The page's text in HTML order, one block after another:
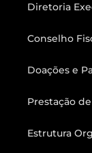
Diretoria
Conselho
Doações e
Prestação
Estrutura